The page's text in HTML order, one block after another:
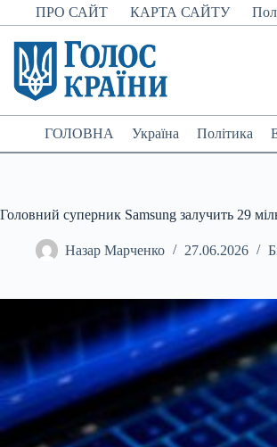
Перейти
до
вмісту
ПРО САЙТ КАРТА САЙТУ
ГОЛОВНА Україна Політика
Головний суперник Samsung залучить 29
Назар Марченко 27.06.2026